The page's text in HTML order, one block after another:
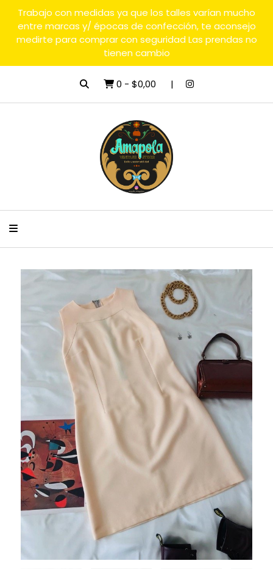
Trabajo con medidas ya que los talles varían mucho
entre marcas y/ épocas de confección, te aconsejo
medirte para comprar con seguridad Las prendas no
tienen cambio
0 - $0,00